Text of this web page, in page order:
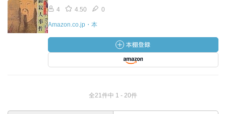
4 4.50 0
Amazon.co.jp・本
全21件中 1 - 20件